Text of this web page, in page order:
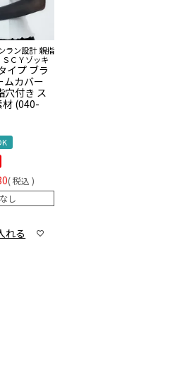
ラン設計 親指
ＣＹゾッキ
イプ ブラ
ムカバー
穴付き ス
材 (040-
税込
し
れる